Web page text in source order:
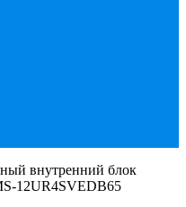
внутренний блок
12UR4SVEDB65